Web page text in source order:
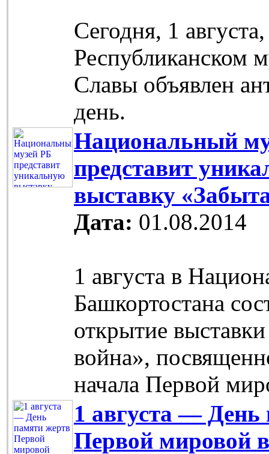
Сегодня, 1
Республиканском
Славы объявлен
день.
Национальный
представит
выставку
Дата: 01.08.2014
1 августа в
Башкортостана
открытие
война»,
начала Первой
1 августа —
Первой мировой